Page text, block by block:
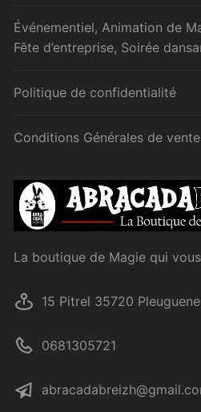
Événementiel, Animation de
Fête d’entreprise, Soirée
Politique de confidentialité
Conditions Générales de vente
La boutique de Magie qui
15 Pitrel 35720
0681305721